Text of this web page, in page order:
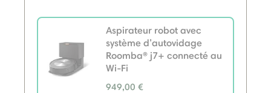
Aspirateur robot avec
système d’autovidage
Roomba® j7+ connecté au
Wi-Fi
949,00 €